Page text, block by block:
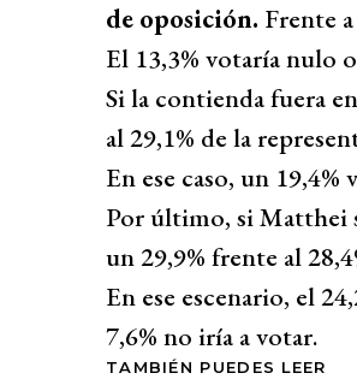
de oposición. Frente
El 13,3% votaría nulo
Si la contienda fuera
al 29,1% de la
En ese caso, un
Por último, si Matthei
un 29,9% frente al
En ese escenario, el
7,6% no iría a votar.
TAMBIÉN PUEDES LEER